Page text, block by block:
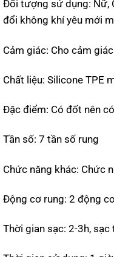
Đối tượng sử dụng: Nữ,
đổi không khí yêu mới
Cảm giác: Cho cảm
Chất liệu: Silicone TPE
Đặc điểm: Có đốt nên
Tần số: 7 tần số rung
Chức năng khác: Chức
Động cơ rung: 2 động
Thời gian sạc: 2-3h, sạc